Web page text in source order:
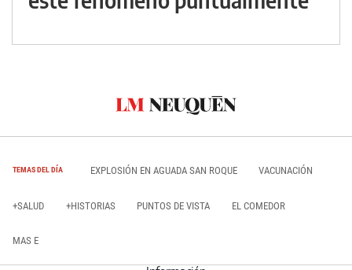
TEMAS DEL DÍA EXPLOSIÓN EN AGUADA SAN ROQUE VACUNACIÓN
+SALUD +HISTORIAS PUNTOS DE VISTA EL COMEDOR
MAS E